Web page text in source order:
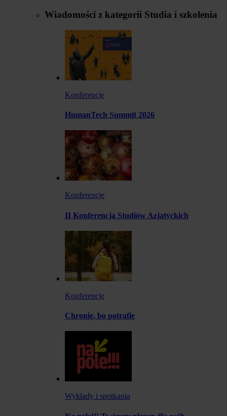
Wiadomości z kategorii Studia i szkolenia
Konferencje
HumanTech Summit 2026
Konferencje
II Konferencja Studiów Azjatyckich
Konferencje
Chronię, bo potrafię
Wykłady i spotkania